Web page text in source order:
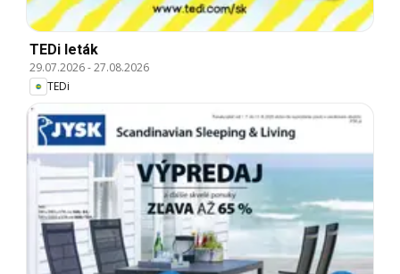
TEDi leták
29.07.2026-27.08.2026
TEDi